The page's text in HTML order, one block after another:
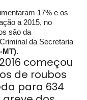
17% e os
a 2015, no
são da
da Secretaria
MT).
começou
de roubos
para 634